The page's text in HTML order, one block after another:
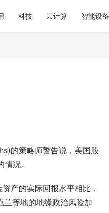
科技 云计算 智能设备
的策略师警告说，美国股
况。
产的实际回报水平相比，
兰等地的地缘政治风险加